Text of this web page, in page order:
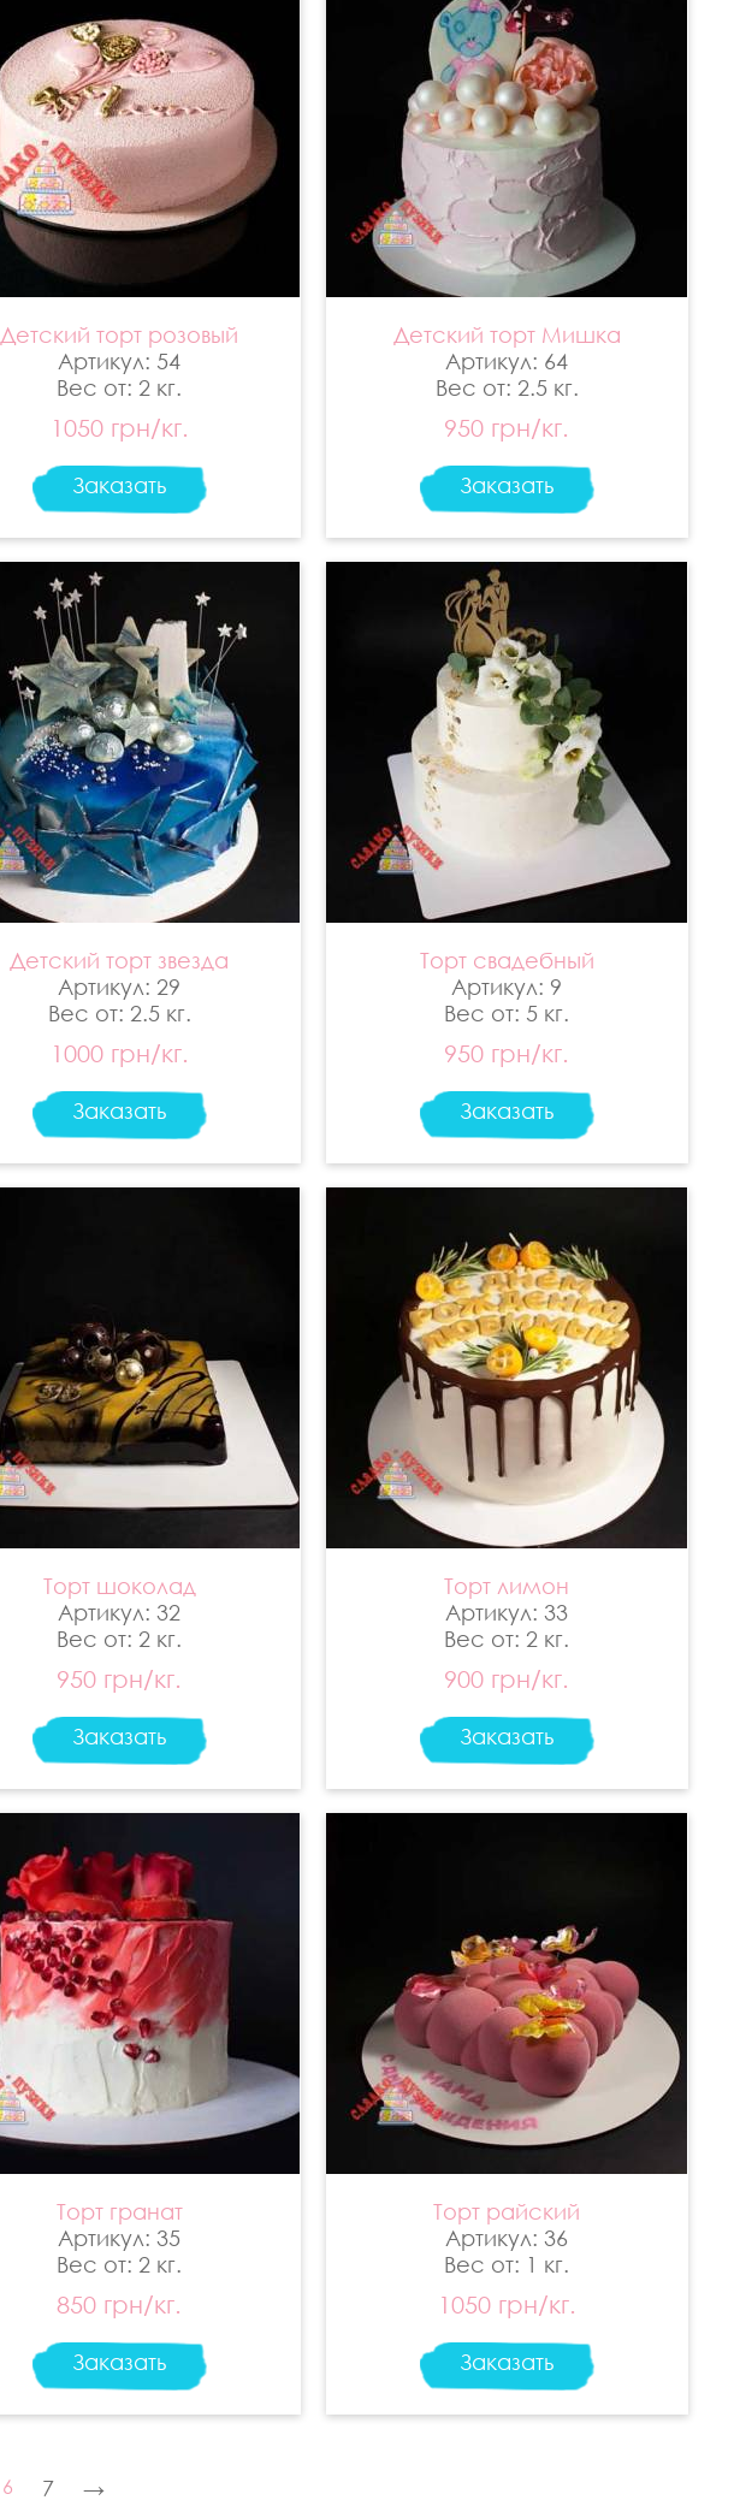
Детский торт розовый
Артикул: 54
Вес от: 2 кг.
1050 грн/кг.
Заказать
Детский торт Мишка
Артикул: 64
Вес от: 2.5 кг.
950 грн/кг.
Заказать
Детский торт звезда
Артикул: 29
Вес от: 2.5 кг.
1000 грн/кг.
Заказать
Торт свадебный
Артикул: 9
Вес от: 5 кг.
950 грн/кг.
Заказать
Торт шоколад
Артикул: 32
Вес от: 2 кг.
950 грн/кг.
Заказать
Торт лимон
Артикул: 33
Вес от: 2 кг.
900 грн/кг.
Заказать
Торт гранат
Артикул: 35
Вес от: 2 кг.
850 грн/кг.
Заказать
Торт райский
Артикул: 36
Вес от: 1 кг.
1050 грн/кг.
Заказать
6 7 →